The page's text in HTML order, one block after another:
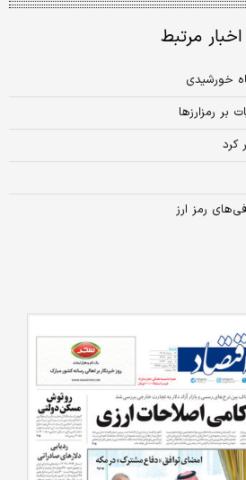
اخبار مرتبط
خورشیدی
بر رمزارزها
کرد
رمز ارز